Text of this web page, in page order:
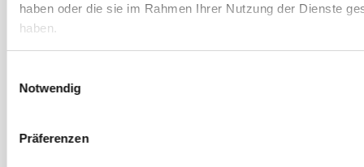
haben oder die sie im Rahmen Ihrer Nutzung der Dienste
haben.
Notwendig
Präferenzen
Mai 2018
April 2018
Februar 2018
Dezember 2017